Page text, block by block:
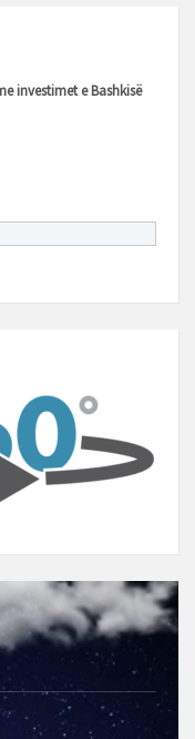
investimet e Bashkisë